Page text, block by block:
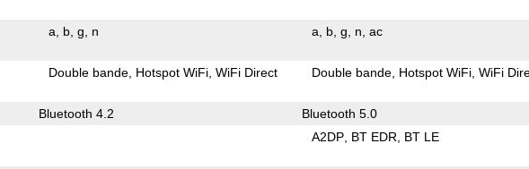
a b g n a b g n ac
Double bande Hotspot WiFi WiFi Direct Double bande Hotspot WiFi WiFi
Bluetooth 4.2 Bluetooth 5.0
A2DP BT EDR BT LE